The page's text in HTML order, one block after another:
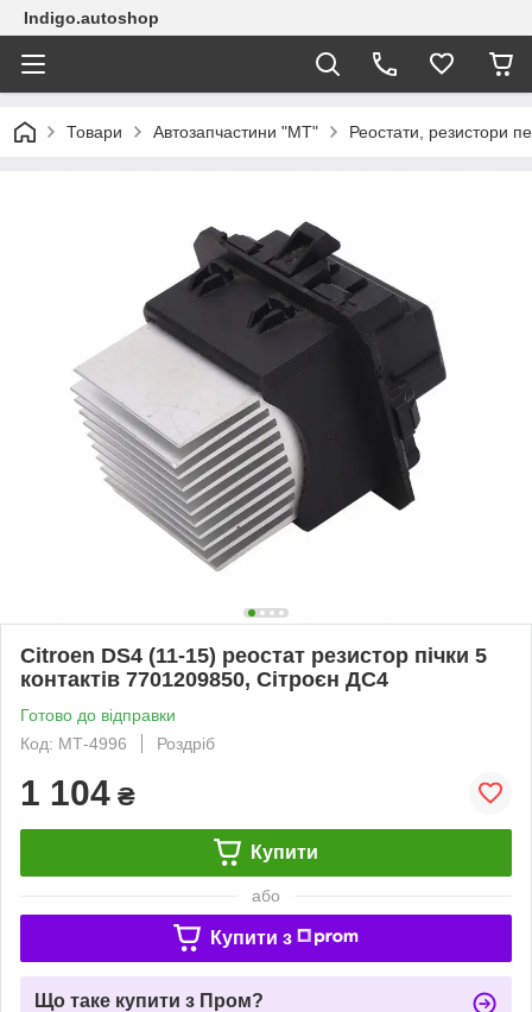
Indigo.autoshop
Товари Автозапчастини "МТ" Реостати, резистори
Citroen DS4 (11-15) реостат резистор пічки 5
контактів 7701209850, Сітроєн ДС4
Готово до відправки
Код: МТ-4996
Роздріб
1 104 ₴
Купити
або
Купити з
Що таке купити з Пром?